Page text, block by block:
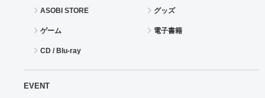
ASOBI STORE グッズ
ゲーム 電子書籍
CD / Blu-ray
EVENT